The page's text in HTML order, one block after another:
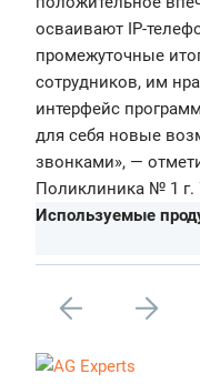
осваивают IP-
промежуточные
сотрудников, им
интерфейс
для себя новые
звонками», —
Поликлиника № 1
Используемые